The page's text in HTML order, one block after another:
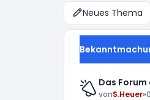
Neues Thema
Das
vonS.Heuer»